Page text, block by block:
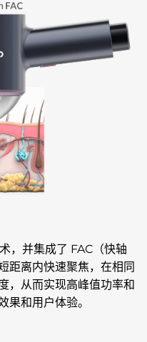
，并集成了 FAC（快轴
距离内快速聚焦，在相同
，从而实现高峰值功率和
果和用户体验。